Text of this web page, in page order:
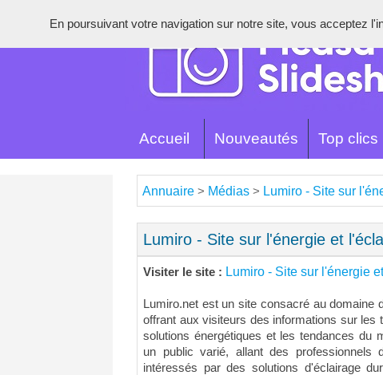
Accueil Nouveautés Top clics
Annuaire > Médias > Lumiro - Site sur
Lumiro - Site sur l'énergie et
Visiter le site : Lumiro - Site sur l'énergie
Lumiro.net est un site consacré au domaine
offrant aux visiteurs des informations sur les
solutions énergétiques et les tendances du
un public varié, allant des professionnels
intéressés par des solutions d'éclairage
En poursuivant votre navigation sur notre site, vous acceptez